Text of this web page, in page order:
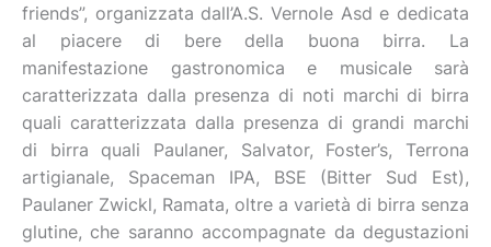
friends”, organizzata dall’A.S. Vernole Asd e dedicata
al piacere di bere della buona birra. La
manifestazione gastronomica e musicale sarà
caratterizzata dalla presenza di noti marchi di birra
quali caratterizzata dalla presenza di grandi marchi
di birra quali Paulaner, Salvator, Foster’s, Terrona
artigianale, Spaceman IPA, BSE (Bitter Sud Est),
Paulaner Zwickl, Ramata, oltre a varietà di birra senza
glutine, che saranno accompagnate da degustazioni